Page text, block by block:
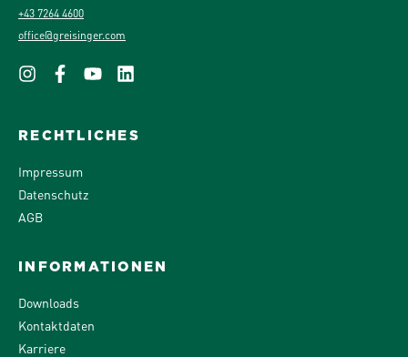
+43 7264 4600
office@greisinger.com
RECHTLICHES
Impressum
Datenschutz
AGB
INFORMATIONEN
Downloads
Kontaktdaten
Karriere